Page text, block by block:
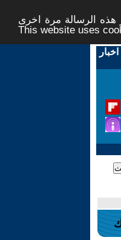
الرسالة مرة اخرى -
This website uses
اخبار